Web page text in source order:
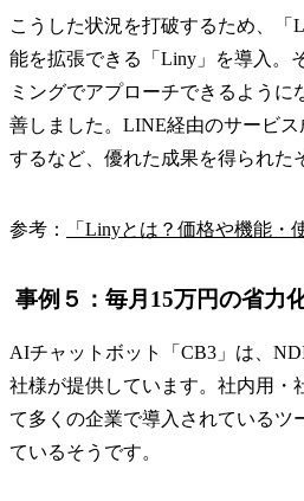
こうした状況を打破するため、「
能を拡張できる「Liny」を導入。
ミングでアプローチできるように
善しました。LINE経由のサービ
するなど、優れた成果を得られた
参考： 「Linyとは？価格や機能・
事例５：毎月15万円の省力
AIチャットボット「CB3」は、
社様が提供しています。社内用・
て多くの企業で導入されているツ
ているそうです。